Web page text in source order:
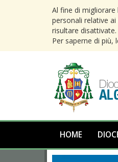
Al fine di
personali relative
risultare disattivate.
Per saperne di più,
HOME